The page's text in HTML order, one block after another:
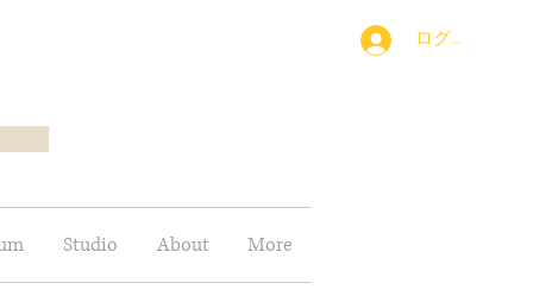
ログイン
Studio About More